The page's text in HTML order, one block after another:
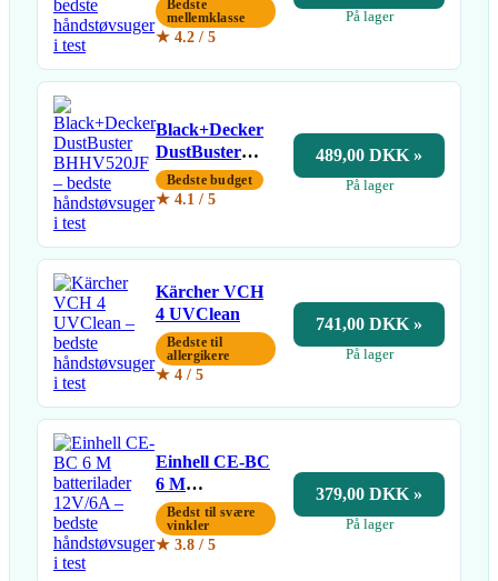
Bedste
mellemklasse
★ 4.2 / 5
På lager
Black+Decker
DustBuster
BHHV520JF
Bedste budget
★ 4.1 / 5
489,00 DKK »
På lager
Kärcher VCH
4 UVClean
Bedste til
allergikere
★ 4 / 5
741,00 DKK »
På lager
Einhell CE-BC
6 M
batterilader
12V/6A
Bedst til svære
vinkler
★ 3.8 / 5
379,00 DKK »
På lager